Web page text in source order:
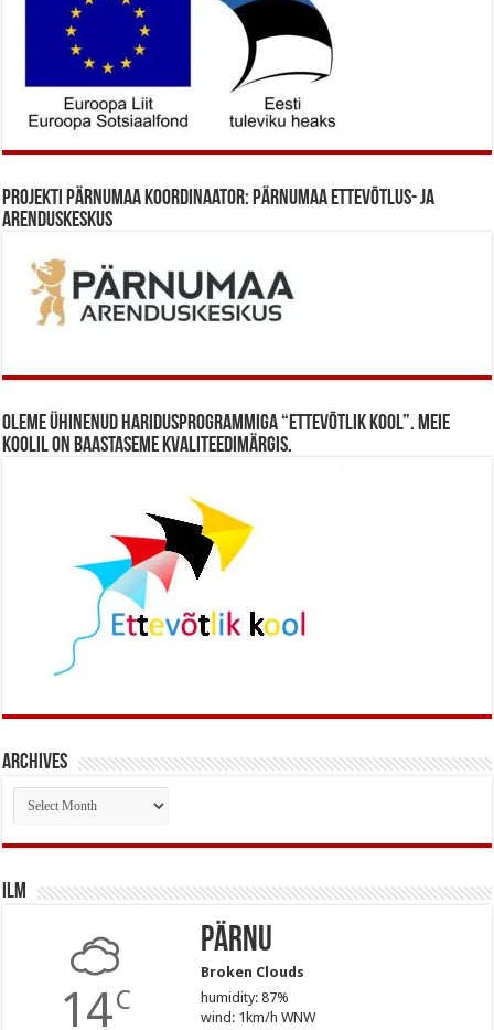
Projekti Pärnumaa koordinaator: Pärnumaa Ettevõtlus- ja
Arenduskeskus
Oleme ühinenud haridusprogrammiga “Ettevõtlik Kool”. Meie
koolil on baastaseme kvaliteedimärgis.
Archives
Archives
Ilm
14C
Pärnu
Broken Clouds
humidity: 87%
wind: 1km/h WNW